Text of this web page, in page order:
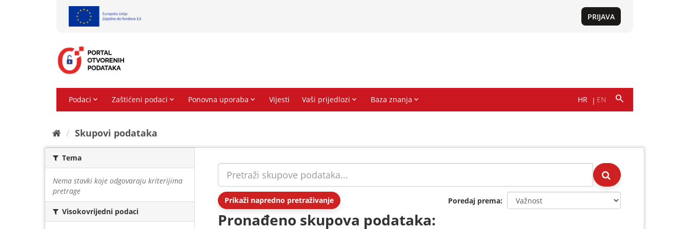
Skupovi podаtаkа
Tema
Nema stavki koje odgovaraju kriterijima
pretrage
Visokovrijedni podaci
Prikaži napredno pretraživanje Poredaj prema
Pronađeno skupova podataka: